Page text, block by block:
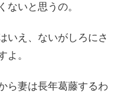
ないと思うの。
いえ、ないがしろにさ
よ。
ら妻は長年葛藤するわ